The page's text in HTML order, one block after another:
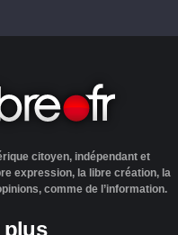
citoyen, indépendant et
expression, la libre création, la
comme de l’information.
plus